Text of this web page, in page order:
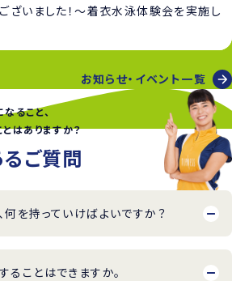
ざいました！～着衣水泳体験会を実施し
お知らせ・イベント一覧
ること、
はありますか？
るご質問
何を持っていけばよいですか？
ることはできますか。